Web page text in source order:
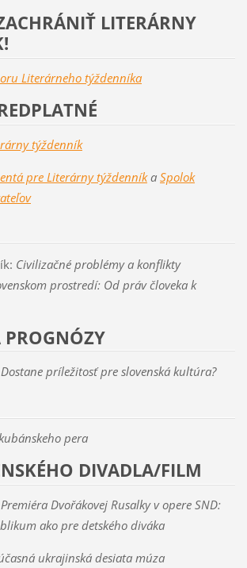
LITERÁRNY
Literárneho týždenníka
týždenník
pre Literárny týždenníka Spolok
Civilizačné problémy a konflikty
prostredí: Od práv človeka k
Dostane príležitosť pre slovenská kultúra?
pera
DIVADLA/FILM
Premiéra Dvořákovej Rusalky v opere SND:
ako pre detského diváka
ukrajinská desiata múza